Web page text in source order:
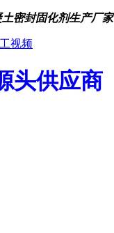
密封固化剂生产厂家
视频